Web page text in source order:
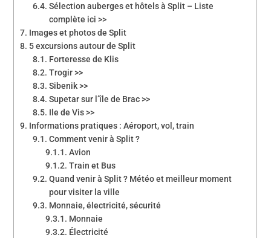
Sélection auberges et hôtels à Split – Liste
complète ici >>
Images et photos de Split
5 excursions autour de Split
Forteresse de Klis
Trogir >>
Sibenik >>
Supetar sur l’île de Brac >>
Ile de Vis >>
Informations pratiques : Aéroport, vol, train
Comment venir à Split ?
Avion
Train et Bus
Quand venir à Split ? Météo et meilleur moment
pour visiter la ville
Monnaie, électricité, sécurité
Monnaie
Électricité